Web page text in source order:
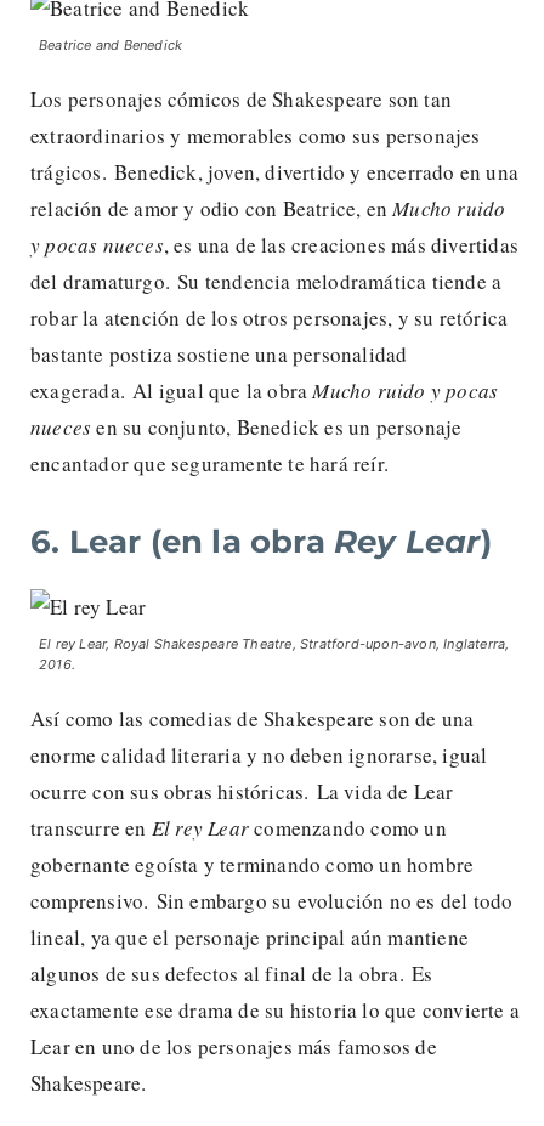
Beatrice and Benedick
Los personajes cómicos de Shakespeare son tan
extraordinarios y memorables como sus personajes
trágicos. Benedick, joven, divertido y encerrado en una
relación de amor y odio con Beatrice, enMucho ruido
y pocas nueces, es una de las creaciones más divertidas
del dramaturgo. Su tendencia melodramática tiende a
robar la atención de los otros personajes, y su retórica
bastante postiza sostiene una personalidad
exagerada. Al igual que la obraMucho ruido y pocas
nuecesen su conjunto, Benedick es un personaje
encantador que seguramente te hará reír.
6. Lear (en la obra Rey Lear)
El rey Lear, Royal Shakespeare Theatre, Stratford-upon-avon, Inglaterra,
2016.
Así como las comedias de Shakespeare son de una
enorme calidad literaria y no deben ignorarse, igual
ocurre con sus obras históricas. La vida de Lear
transcurre en Elrey Learcomenzando como un
gobernante egoísta y terminando como un hombre
comprensivo. Sin embargo su evolución no es del todo
lineal, ya que el personaje principal aún mantiene
algunos de sus defectos al final de la obra. Es
exactamente ese drama de su historia lo que convierte a
Lear en uno de los personajes más famosos de
Shakespeare.